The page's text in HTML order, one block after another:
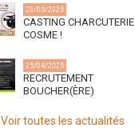
23/05/2025
CASTING CHARCUTERIE
COSME !
25/04/2025
RECRUTEMENT
BOUCHER(ÈRE)
CUISINIER(ÈRE)
Voir toutes les actualités